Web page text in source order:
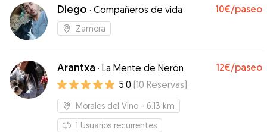
Diego · Compañeros de vida 10€/paseo
Zamora
Arantxa · La Mente de Nerón 12€/paseo
5.0 (10 Reservas)
Morales del Vino - 6.13 km
1 Usuarios recurrentes